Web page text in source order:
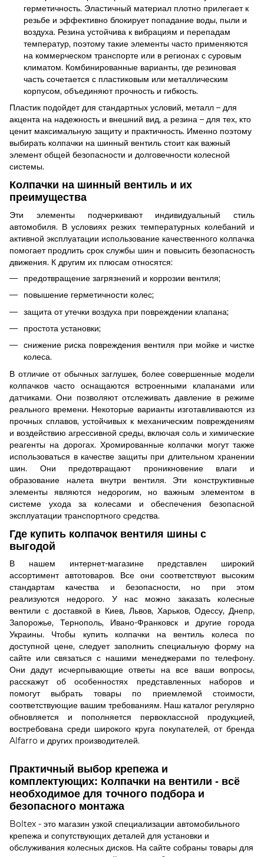
герметичность. Эластичный материал плотно прилегает к
резьбе и эффективно блокирует попадание воды, пыли и
воздуха. Резина устойчива к вибрациям и перепадам
температур, поэтому такие элементы часто применяются
на коммерческом транспорте или в регионах с суровым
климатом. Комбинированные варианты, где резиновая
часть сочетается с пластиковым или металлическим
корпусом, объединяют прочность и гибкость.
Пластик подойдет для стандартных условий, металл – для
акцента на надежность и внешний вид, а резина – для тех, кто
ценит максимальную защиту и практичность. Именно поэтому
выбирать колпачки на шинный вентиль стоит как важный
элемент общей безопасности и долговечности колесной
системы.
Колпачки на шинный вентиль и их
преимущества
Эти элементы подчеркивают индивидуальный стиль
автомобиля. В условиях резких температурных колебаний и
активной эксплуатации использование качественного колпачка
помогает продлить срок службы шин и повысить безопасность
движения. К другим их плюсам относятся:
предотвращение загрязнений и коррозии вентиля;
повышение герметичности колес;
защита от утечки воздуха при повреждении клапана;
простота установки;
снижение риска повреждения вентиля при мойке и чистке
колеса.
В отличие от обычных заглушек, более совершенные модели
колпачков часто оснащаются встроенными клапанами или
датчиками. Они позволяют отслеживать давление в режиме
реального времени. Некоторые варианты изготавливаются из
прочных сплавов, устойчивых к механическим повреждениям
и воздействию агрессивной среды, включая соль и химические
реагенты на дорогах. Хромированные колпачки могут также
использоваться в качестве защиты при длительном хранении
шин. Они предотвращают проникновение влаги и
образование налета внутри вентиля. Эти конструктивные
элементы являются недорогим, но важным элементом в
системе ухода за колесами и обеспечения безопасной
эксплуатации транспортного средства.
Где купить колпачок вентиля шины с
выгодой
В нашем интернет-магазинепредставлен широкий
ассортимент автотоваров. Все они соответствуют высоким
стандартам качества и безопасности, но при этом
реализуются недорого. У нас можно заказать колесные
вентили с доставкой в Киев, Львов, Харьков, Одессу, Днепр,
Запорожье, Тернополь, Ивано-Франковск и другие города
Украины. Чтобы купить колпачки на вентиль колеса по
доступной цене, следует заполнить специальную форму на
сайте или связаться с нашими менеджерами по телефону.
Они дадут исчерпывающие ответы на все ваши вопросы,
расскажут об особенностях представленных наборов и
помогут выбрать товары по приемлемой стоимости,
соответствующие вашим требованиям. Наш каталог регулярно
обновляется и пополняется первоклассной продукцией,
востребована среди широкого круга покупателей, от бренда
Alfarro и других производителей.
Практичный выбор крепежа и
комплектующих: Колпачки на вентили - всё
необходимое для точного подбора и
безопасного монтажа
Boltex - это магазин узкой специализации автомобильного
крепежа и сопутствующих деталей для установки и
обслуживания колесных дисков. На сайте собраны товары для